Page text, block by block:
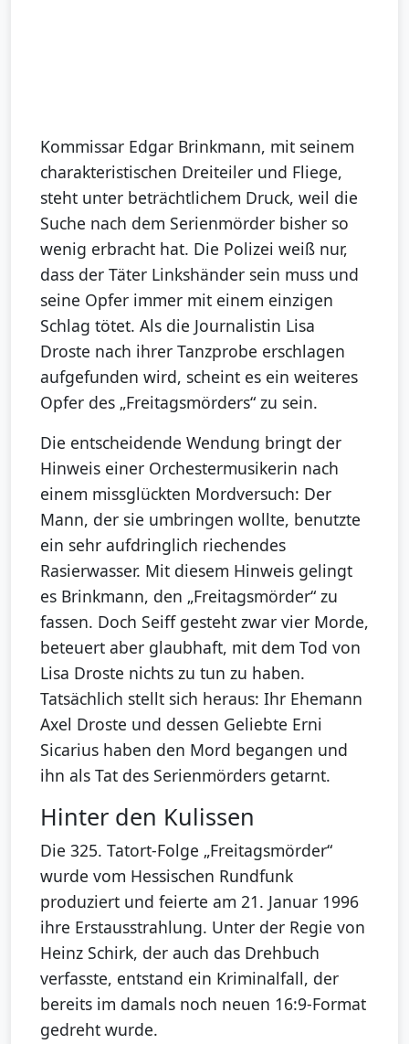
Kommissar Edgar Brinkmann, mit seinem
charakteristischen Dreiteiler und Fliege,
steht unter beträchtlichem Druck, weil die
Suche nach dem Serienmörder bisher so
wenig erbracht hat. Die Polizei weiß nur,
dass der Täter Linkshänder sein muss und
seine Opfer immer mit einem einzigen
Schlag tötet. Als die Journalistin Lisa
Droste nach ihrer Tanzprobe erschlagen
aufgefunden wird, scheint es ein weiteres
Opfer des „Freitagsmörders“ zu sein.
Die entscheidende Wendung bringt der
Hinweis einer Orchestermusikerin nach
einem missglückten Mordversuch: Der
Mann, der sie umbringen wollte, benutzte
ein sehr aufdringlich riechendes
Rasierwasser. Mit diesem Hinweis gelingt
es Brinkmann, den „Freitagsmörder“ zu
fassen. Doch Seiff gesteht zwar vier Morde,
beteuert aber glaubhaft, mit dem Tod von
Lisa Droste nichts zu tun zu haben.
Tatsächlich stellt sich heraus: Ihr Ehemann
Axel Droste und dessen Geliebte Erni
Sicarius haben den Mord begangen und
ihn als Tat des Serienmörders getarnt.
Hinter den Kulissen
Die 325. Tatort-Folge „Freitagsmörder“
wurde vom Hessischen Rundfunk
produziert und feierte am 21. Januar 1996
ihre Erstausstrahlung. Unter der Regie von
Heinz Schirk, der auch das Drehbuch
verfasste, entstand ein Kriminalfall, der
bereits im damals noch neuen 16:9-Format
gedreht wurde.